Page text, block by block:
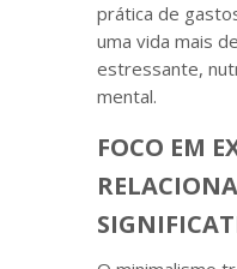
prática de
uma vida mais
estressante,
mental.
FOCO EM